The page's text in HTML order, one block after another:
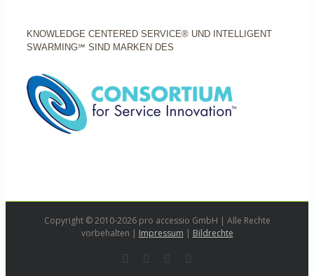
KNOWLEDGE CENTERED SERVICE® UND INTELLIGENT
SWARMING℠ SIND MARKEN DES
Copyright © 2010-2026 pro accessio GmbH | Alle Rechte
vorbehalten | Impressum | Bildrechte
LinkedInInstagram